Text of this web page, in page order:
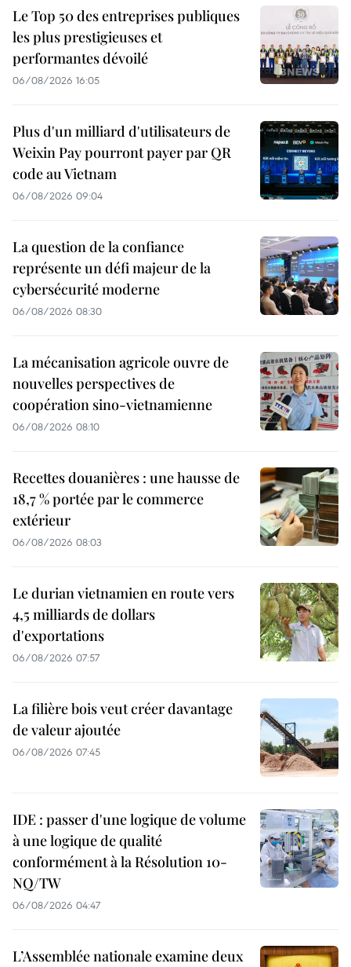
Le Top 50 des entreprises publiques
les plus prestigieuses et
performantes dévoilé
06/08/2026 16:05
Plus d'un milliard d'utilisateurs de
Weixin Pay pourront payer par QR
code au Vietnam
06/08/2026 09:04
La question de la confiance
représente un défi majeur de la
cybersécurité moderne
06/08/2026 08:30
La mécanisation agricole ouvre de
nouvelles perspectives de
coopération sino-vietnamienne
06/08/2026 08:10
Recettes douanières : une hausse de
18,7 % portée par le commerce
extérieur
06/08/2026 08:03
Le durian vietnamien en route vers
4,5 milliards de dollars
d'exportations
06/08/2026 07:57
La filière bois veut créer davantage
de valeur ajoutée
06/08/2026 07:45
IDE : passer d'une logique de volume
à une logique de qualité
conformément à la Résolution 10-
NQ/TW
06/08/2026 04:47
L’Assemblée nationale examine deux